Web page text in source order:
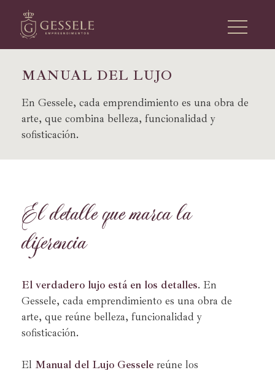
MANUAL DEL LUJO
En Gessele, cada emprendimiento es una obra de
arte, que combina belleza, funcionalidad y
sofisticación.
Eldetallequemarcala
diferencia
El verdadero lujo está en los detalles. En
Gessele, cada emprendimiento es una obra de
arte, que reúne belleza, funcionalidad y
sofisticación.
El Manual del Lujo Gessele reúne los